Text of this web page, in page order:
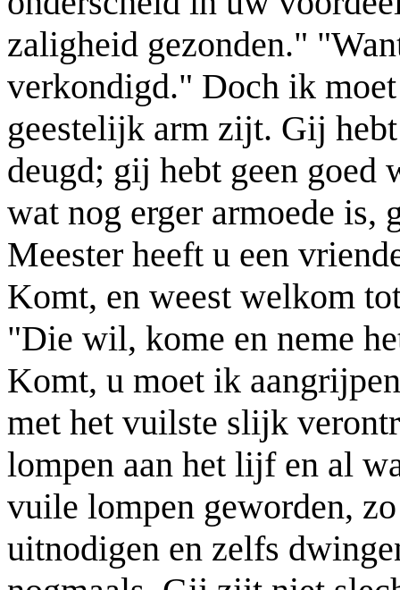
zaligheid gezonden."
verkondigd." Doch ik
geestelijk arm zijt. Gij
deugd; gij hebt geen goed
wat nog erger armoede is,
Meester heeft u een
Komt, en weest welkom
"Die wil, kome en neme
Komt, u moet ik
met het vuilste slijk
lompen aan het lijf en al
vuile lompen geworden,
uitnodigen en zelfs